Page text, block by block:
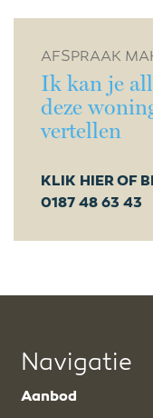
AFSPRAAK
Ik kan je
deze
vertellen
KLIK HIER OF
0187 48 63 43
Navigatie
Aanbod